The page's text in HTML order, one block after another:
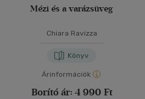
Mézi és a varázsüveg
Chiara Ravizza
Könyv
Árinformációk
Borító ár: 4 990 Ft